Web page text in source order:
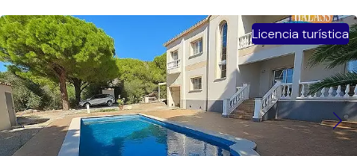
Licencia turística